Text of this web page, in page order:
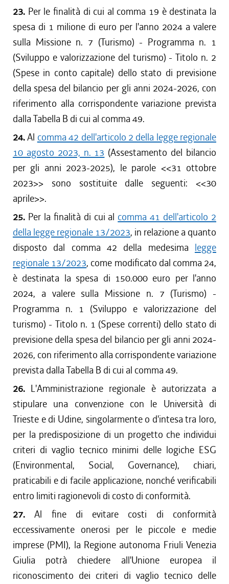
23. Per le finalità di cui al comma 19 è destinata la
spesa di 1 milione di euro per l'anno 2024 a valere
sulla Missione n. 7 (Turismo) - Programma n. 1
(Sviluppo e valorizzazione del turismo) - Titolo n. 2
(Spese in conto capitale) dello stato di previsione
della spesa del bilancio per gli anni 2024-2026, con
riferimento alla corrispondente variazione prevista
dalla Tabella B di cui al comma 49.
24.Al comma 42 dell'articolo 2 della legge regionale
10 agosto 2023, n. 13 (Assestamento del bilancio
per gli anni 2023-2025), le parole <<31 ottobre
2023>> sono sostituite dalle seguenti: <<30
aprile>>.
25. Per la finalità di cui al comma 41 dell'articolo 2
della legge regionale 13/2023, in relazione a quanto
disposto dal comma 42 della medesima legge
regionale 13/2023, come modificato dal comma 24,
è destinata la spesa di 150.000 euro per l'anno
2024, a valere sulla Missione n. 7 (Turismo) -
Programma n. 1 (Sviluppo e valorizzazione del
turismo) - Titolo n. 1 (Spese correnti) dello stato di
previsione della spesa del bilancio per gli anni 2024-
2026, con riferimento alla corrispondente variazione
prevista dalla Tabella B di cui al comma 49.
26. L'Amministrazione regionale è autorizzata a
stipulare una convenzione con le Università di
Trieste e di Udine, singolarmente o d'intesa tra loro,
per la predisposizione di un progetto che individui
criteri di vaglio tecnico minimi delle logiche ESG
(Environmental, Social, Governance), chiari,
praticabili e di facile applicazione, nonché verificabili
entro limiti ragionevoli di costo di conformità.
27.Al fine di evitare costi di conformità
eccessivamente onerosi per le piccole e medie
imprese (PMI), la Regione autonoma Friuli Venezia
Giulia potrà chiedere all'Unione europea il
riconoscimento dei criteri di vaglio tecnico delle